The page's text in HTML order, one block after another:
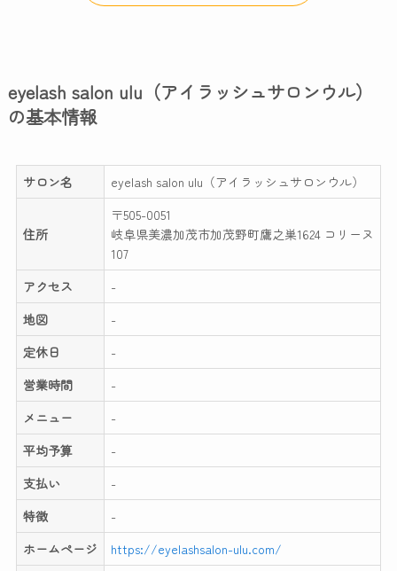
eyelash salon ulu（アイラッシュサロンウル）
の基本情報
サロン名 eyelash salon ulu（アイラッシュサロンウル）
住所
〒505-0051
岐阜県美濃加茂市加茂野町鷹之巣1624 コリーヌ
107
アクセス
-
地図
-
定休日
-
営業時間
-
メニュー
-
平均予算
-
支払い
-
特徴
-
ホームページ
https://eyelashsalon-ulu.com/